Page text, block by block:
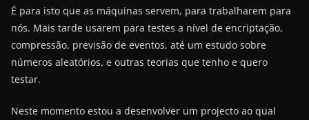
É para isto que as máquinas servem, para trabalharem para
nós. Mais tarde usarem para testes a nível de encriptação,
compressão, previsão de eventos, até um estudo sobre
números aleatórios, e outras teorias que tenho e quero
testar.
Neste momento estou a desenvolver um projecto ao qual